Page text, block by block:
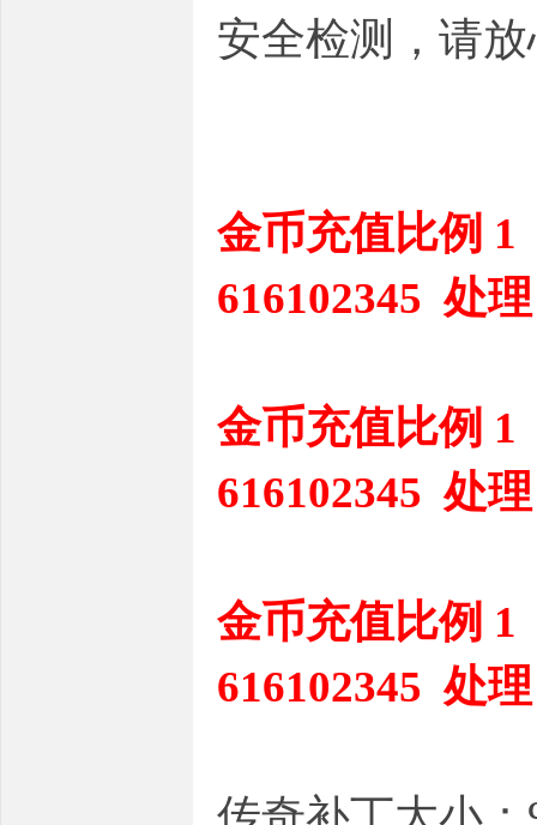
安全检测，请
金币充值比例
616102345 处理
金币充值比例
616102345 处理
金币充值比例
616102345 处理